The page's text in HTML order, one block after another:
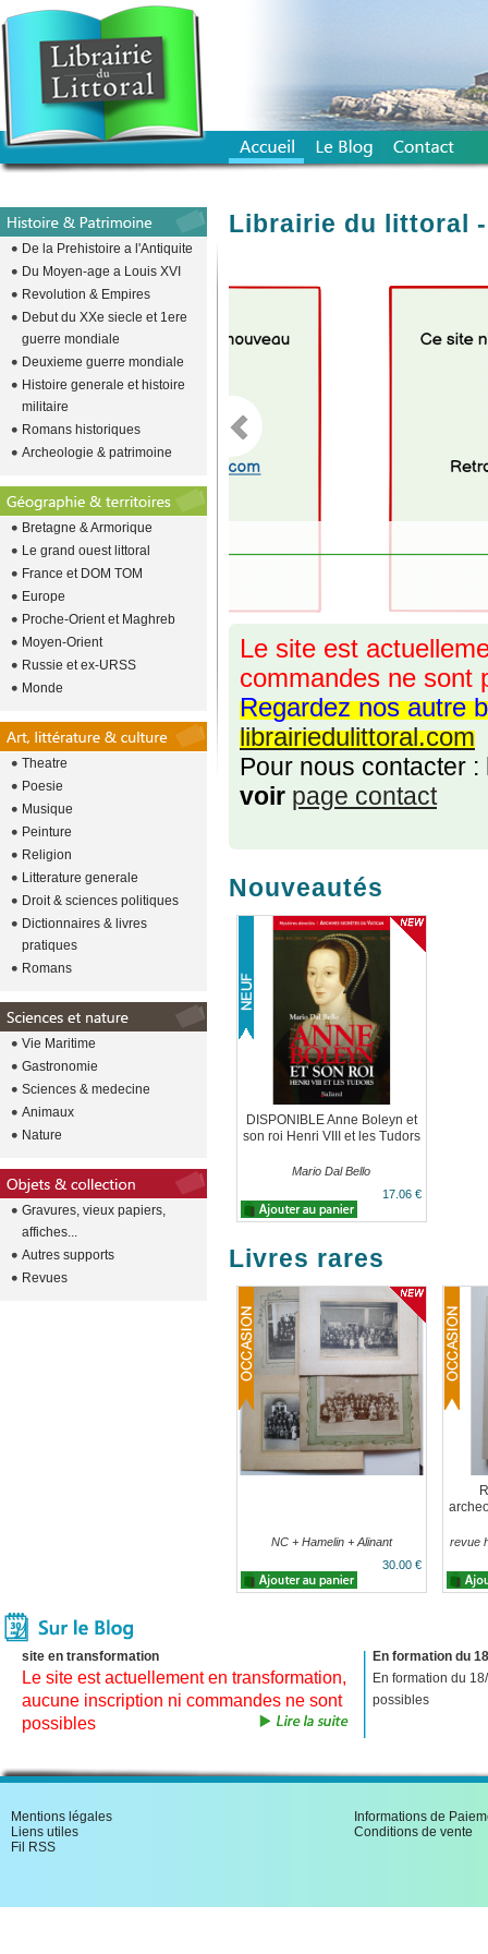
Librairie du littoral
emplacement vide pour
Le site est
commandes ne sont
Regardez nos autre
librairiedulittoral.com
Pour nous contacter :
voir page contact
Nouveautés
DISPONIBLE Anne Boleyn et
son roi Henri VIII et les Tudors
Mario Dal Bello
17.06 €
Livres rares
NC + Hamelin + Alinant
30.00 €
revue
De la Prehistoire a l'Antiquite
Du Moyen-age a Louis XVI
Revolution & Empires
Debut du XXe siecle et 1ere
guerre mondiale
Deuxieme guerre mondiale
Histoire generale et histoire
militaire
Romans historiques
Archeologie & patrimoine
Bretagne & Armorique
Le grand ouest littoral
France et DOM TOM
Europe
Proche-Orient et Maghreb
Moyen-Orient
Russie et ex-URSS
Monde
Theatre
Poesie
Musique
Peinture
Religion
Litterature generale
Droit & sciences politiques
Dictionnaires & livres
pratiques
Romans
Vie Maritime
Gastronomie
Sciences & medecine
Animaux
Nature
Gravures, vieux papiers,
affiches...
Autres supports
Revues
site en transformation
Le site est actuellement en transformation,
aucune inscription ni commandes ne sont
possibles
En formation du
En formation du
possibles
Mentions légales
Liens utiles
Fil RSS
Informations de
Conditions de vente